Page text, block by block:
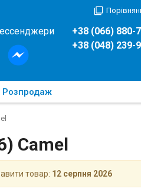
+38 (066) 880-
+38 (048) 239-
Розпродаж
Camel
товар: 12 серпня 2026